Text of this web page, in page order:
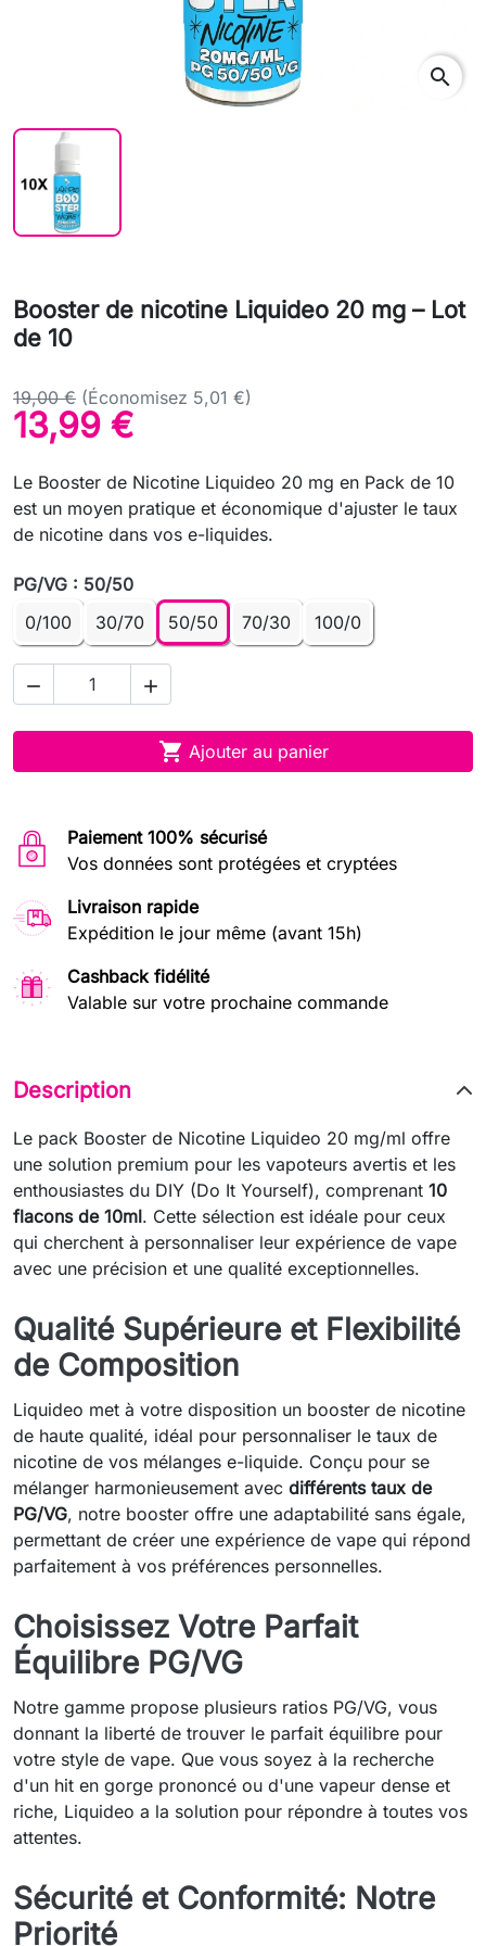
search
Booster de nicotine Liquideo 20 mg – Lot
de 10
19,00 € (Économisez 5,01 €)
13,99 €
Le Booster de Nicotine Liquideo 20 mg en Pack de 10
est un moyen pratique et économique d'ajuster le taux
de nicotine dans vos e-liquides.
PG/VG : 50/50
0/100
30/70 50/50 70/30 100/0
 
 Ajouter au panier
Paiement 100% sécurisé
Vos données sont protégées et cryptées
Livraison rapide
Expédition le jour même (avant 15h)
Cashback fidélité
Valable sur votre prochaine commande
Description
Le pack Booster de Nicotine Liquideo 20 mg/ml offre
une solution premium pour les vapoteurs avertis et les
enthousiastes du DIY (Do It Yourself), comprenant 10
flacons de 10ml. Cette sélection est idéale pour ceux
qui cherchent à personnaliser leur expérience de vape
avec une précision et une qualité exceptionnelles.
Qualité Supérieure et Flexibilité
de Composition
Liquideo met à votre disposition un booster de nicotine
de haute qualité, idéal pour personnaliser le taux de
nicotine de vos mélanges e-liquide. Conçu pour se
mélanger harmonieusement avec différents taux de
PG/VG, notre booster offre une adaptabilité sans égale,
permettant de créer une expérience de vape qui répond
parfaitement à vos préférences personnelles.
Choisissez Votre Parfait
Équilibre PG/VG
Notre gamme propose plusieurs ratios PG/VG, vous
donnant la liberté de trouver le parfait équilibre pour
votre style de vape. Que vous soyez à la recherche
d'un hit en gorge prononcé ou d'une vapeur dense et
riche, Liquideo a la solution pour répondre à toutes vos
attentes.
Sécurité et Conformité: Notre
Priorité